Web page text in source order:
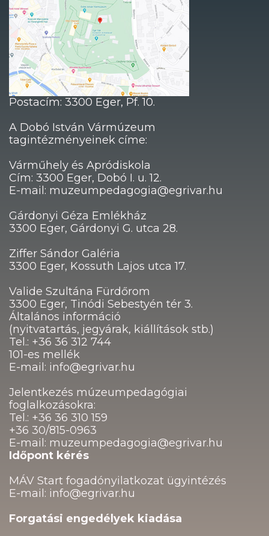
Postacím: 3300 Eger, Pf. 10.
A Dobó István Vármúzeum
tagintézményeinek címe:
Várműhely és Apródiskola
Cím: 3300 Eger, Dobó I. u. 12.
E-mail: muzeumpedagogia@egrivar.hu
Gárdonyi Géza Emlékház
3300 Eger, Gárdonyi G. utca 28.
Ziffer Sándor Galéria
3300 Eger, Kossuth Lajos utca 17.
Valide Szultána Fürdőrom
3300 Eger, Tinódi Sebestyén tér 3.
Általános információ
(nyitvatartás, jegyárak, kiállítások stb.)
Tel.: +36 36 312 744
101-es mellék
E-mail: info@egrivar.hu
Jelentkezés múzeumpedagógiai
foglalkozásokra:
Tel.: +36 36 310 159
+36 30/815-0963
E-mail: muzeumpedagogia@egrivar.hu
Időpont kérés
MÁV Start fogadónyilatkozat ügyintézés
E-mail: info@egrivar.hu
Forgatási engedélyek kiadása